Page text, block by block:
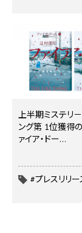
上半期ミステリ
ング第 1位獲得
ァイア・ドー…
#プレスリリー